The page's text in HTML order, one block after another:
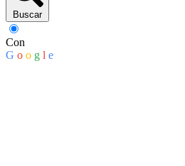
Buscar
Con
G o o g l e